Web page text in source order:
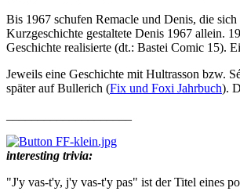
Bis 1967 schufen Remacle und Denis, die
Kurzgeschichte gestaltete Denis 1967 allein.
Geschichte realisierte (dt.: Bastei Comic 15).
Jeweils eine Geschichte mit Hultrasson bzw.
später auf Bullerich (Fix und Foxi Jahrbuch).
interesting trivia:
"J'y vas-t'y, j'y vas-t'y pas" ist der Titel eines